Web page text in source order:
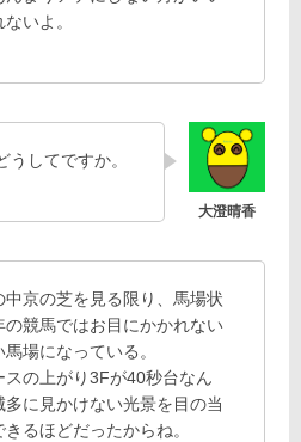
いよ。
うしてですか。
中京の芝を見る限り、馬場状
の競馬ではお目にかかれない
場になっている。
スの上がり3Fが40秒台なん
多に見かけない光景を目の当
きるほどだったからね。